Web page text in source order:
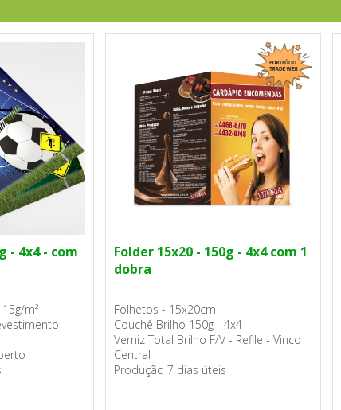
- 4x4 - com
m²
Folder 15x20 - 150g - 4x4 com 1
dobra
Folhetos - 15x20cm
Couchê Brilho 150g - 4x4
Verniz Total Brilho F/V - Refile - Vinco
Central
Produção 7 dias úteis